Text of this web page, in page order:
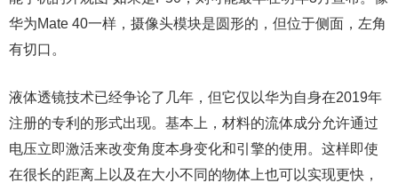
华为Mate 40一样，摄像头模块是圆形的，但位于侧面，左角
有切口。
液体透镜技术已经争论了几年，但它仅以华为自身在2019年
注册的专利的形式出现。基本上，材料的流体成分允许通过
电压立即激活来改变角度本身变化和引擎的使用。这样即使
在很长的距离上以及在大小不同的物体上也可以实现更快，